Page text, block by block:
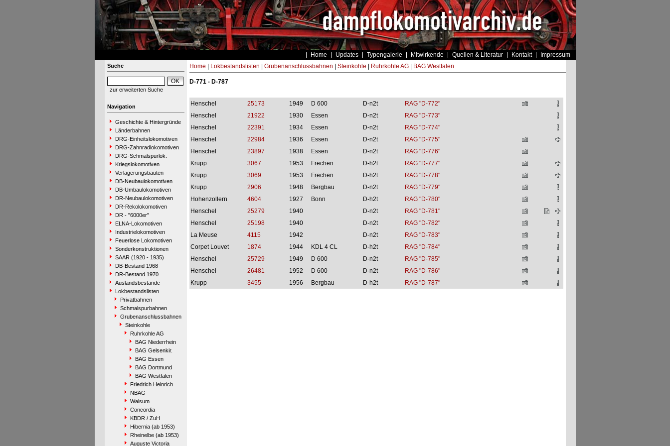
Home Updates Typengalerie Mitwirkende Quellen & Literatur Kontakt Impressum
Suche
zur erweiterten Suche
Navigation
Geschichte & Hintergründe
Länderbahnen
DRG-Einheitslokomotiven
DRG-Zahnradlokomotiven
DRG-Schmalspurlok.
Kriegslokomotiven
Verlagerungsbauten
DB-Neubaulokomotiven
DB-Umbaulokomotiven
DR-Neubaulokomotiven
DR-Rekolokomotiven
DR - "6000er"
ELNA-Lokomotiven
Industrielokomotiven
Feuerlose Lokomotiven
Sonderkonstruktionen
SAAR (1920 - 1935)
DB-Bestand 1968
DR-Bestand 1970
Auslandsbestände
Lokbestandslisten
Privatbahnen
Schmalspurbahnen
Grubenanschlussbahnen
Steinkohle
Ruhrkohle AG
BAG Niederrhein
BAG Gelsenkir.
BAG Essen
BAG Dortmund
BAG Westfalen
Friedrich Heinrich
NBAG
Walsum
Concordia
KBDR / ZuH
Hibernia (ab 1953)
Rheinelbe (ab 1953)
Auguste Victoria
Home Lokbestandslisten Grubenanschlussbahnen Steinkohle Ruhrkohle AG| BAG Westfalen
D-771 - D-787
Henschel 25173 1949 D 600 D-n2t
RAG "D-772"
Henschel
21922 1930 Essen D-n2t
RAG "D-773"
Henschel
22391 1934 Essen D-n2t
RAG "D-774"
Henschel
22984 1936 Essen D-n2t
RAG "D-775"
Henschel
23897 1938 Essen D-n2t
RAG "D-776"
Krupp
3067 1953 Frechen D-h2t
RAG "D-777"
Krupp
3069 1953 Frechen D-h2t
RAG "D-778"
Krupp
2906 1948 Bergbau D-n2t
RAG "D-779"
Hohenzollern
4604 1927 Bonn D-h2t
RAG "D-780"
Henschel
25279 1940 D-n2t
RAG "D-781"
Henschel
25198 1940 D-n2t
RAG "D-782"
La Meuse
4115 1942 D-n2t
RAG "D-783"
Corpet Louvet
1874 1944 KDL 4 CL D-h2t
RAG "D-784"
Henschel
25729 1949 D 600 D-n2t
RAG "D-785"
Henschel
26481 1952 D 600 D-n2t
RAG "D-786"
Krupp
3455 1956 Bergbau D-h2t RAG "D-787"